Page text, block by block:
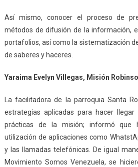
Así mismo, conocer el proceso de
métodos de difusión de la información,
portafolios, así como la sistematización
de saberes y haceres.
Yaraima Evelyn Villegas, Misión
La facilitadora de la parroquia Santa
estrategias aplicadas para hacer
prácticas de la misión; informó que
utilización de aplicaciones como
y las llamadas telefónicas. De igual
Movimiento Somos Venezuela, se